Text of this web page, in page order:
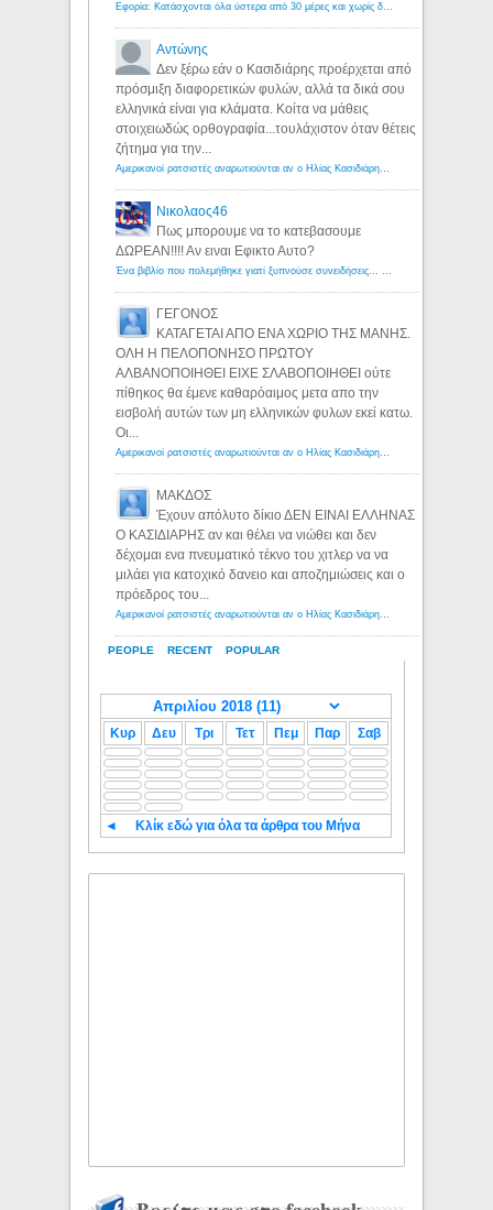
PEOPLE RECENT POPULAR
Εφορία: Κατάσχονται όλα ύστερα από 30 μέρες και χωρίς δικαστικές αποφάσεις - Λόγιος Ερμής
Αντώνης
Δεν ξέρω εάν ο Κασιδιάρης προέρχεται από
πρόσμιξη διαφορετικών φυλών, αλλά τα δικά σου
ελληνικά είναι για κλάματα. Κοίτα να μάθεις
στοιχειωδώς ορθογραφία...τουλάχιστον όταν θέτεις
ζήτημα για την...
Αμερικανοί ρατσιστές αναρωτιούνται αν ο Ηλίας Κασιδιάρης ανήκει στη λευκή φυλή... - Λόγιος Ερμής
Νικολαος46
Πως μπορουμε να το κατεβασουμε
ΔΩΡΕΑΝ!!!! Αν ειναι Εφικτο Αυτο?
Ένα βιβλίο που πολεμήθηκε γιατί ξυπνούσε συνειδήσεις... - Λόγιος Ερμής | Η γνώση ξεκινάει με την αναζήτηση...
ΓΕΓΟΝΟΣ
ΚΑΤΑΓΕΤΑΙ ΑΠΟ ΕΝΑ ΧΩΡΙΟ ΤΗΣ ΜΑΝΗΣ.
ΟΛΗ Η ΠΕΛΟΠΟΝΗΣΟ ΠΡΩΤΟΥ
ΑΛΒΑΝΟΠΟΙΗΘΕΙ ΕΙΧΕ ΣΛΑΒΟΠΟΙΗΘΕΙ ούτε
πίθηκος θα έμενε καθαρόαιμος μετα απο την
εισβολή αυτών των μη ελληνικών φυλων εκεί κατω.
Οι...
Αμερικανοί ρατσιστές αναρωτιούνται αν ο Ηλίας Κασιδιάρης ανήκει στη λευκή φυλή... - Λόγιος Ερμής
ΜΑΚΔΟΣ
Έχουν απόλυτο δίκιο ΔΕΝ ΕΙΝΑΙ ΕΛΛΗΝΑΣ
Ο ΚΑΣΙΔΙΑΡΗΣ αν και θέλει να νιώθει και δεν
δέχομαι ενα πνευματικό τέκνο του χιτλερ να να
μιλάει για κατοχικό δανειο και αποζημιώσεις και ο
πρόεδρος του...
Αμερικανοί ρατσιστές αναρωτιούνται αν ο Ηλίας Κασιδιάρης ανήκει στη λευκή φυλή... - Λόγιος Ερμής
Κυρ Δευ Τρι Τετ Πεμ Παρ Σαβ
◄ Κλίκ εδώ για όλα τα άρθρα του Μήνα